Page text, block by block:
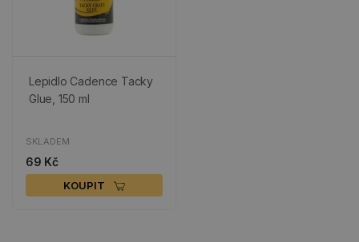
Lepidlo Cadence Tacky
Glue, 150 ml
SKLADEM
69 Kč
KOUPIT